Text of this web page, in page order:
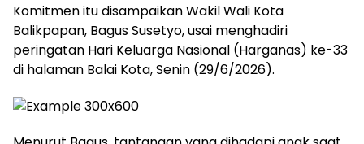
Komitmen itu disampaikan Wakil Wali Kota
Balikpapan, Bagus Susetyo, usai menghadiri
peringatan Hari Keluarga Nasional (Harganas) ke-33
di halaman Balai Kota, Senin (29/6/2026).